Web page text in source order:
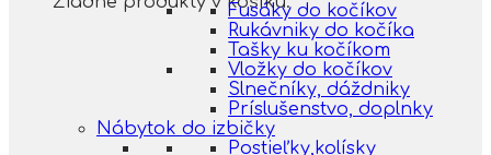
Fusáky do kočíkov
Rukávniky do kočíka
Tašky ku kočíkom
Vložky do kočíkov
Slnečníky, dáždniky
Príslušenstvo, doplnky
Nábytok do izbičky
Postieľky,kolísky